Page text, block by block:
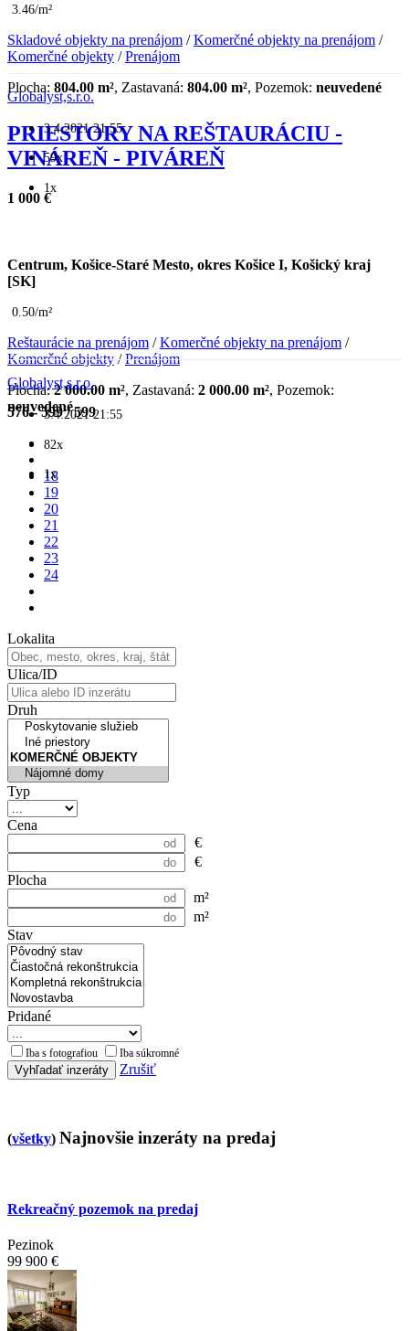
3.46/m²
Skladové objekty na prenájom /Komerčné objekty na prenájom /
Komerčné objekty /Prenájom
Plocha: 804.00 m², Zastavaná: 804.00 m², Pozemok: neuvedené
Globalyst,s.r.o.
3.4.2021 21:55
59x
1x
PRIESTORY NA REŠTAURÁCIU -
VINÁREŇ - PIVÁREŇ
1 000 €
Centrum, Košice-Staré Mesto, okres Košice I, Košický kraj
[SK]
0.50/m²
Reštaurácie na prenájom /Komerčné objekty na prenájom /
Komerčné objekty /Prenájom
Plocha:2 000.00 m², Zastavaná: 2 000.00 m², Pozemok:
neuvedené
Globalyst,s.r.o.
3.4.2021 21:55
82x
1x
576 - 599/599
18
19
20
21
22
23
24
Lokalita
Ulica/ID
Druh
Typ
Cena
€
€
Plocha
m²
m²
Stav
Pridané
Iba s fotografiou Iba súkromné
Vyhľadať inzeráty Zrušiť
(všetky) Najnovšie inzeráty na predaj
Rekreačný pozemok na predaj
Pezinok
99 900 €